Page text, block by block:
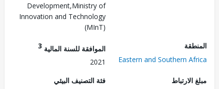
Development,Ministry of
Innovation and Technology
Eastern and Southern
الموافقة للسنة المالية3
2021
فئة التصنيف البيئي